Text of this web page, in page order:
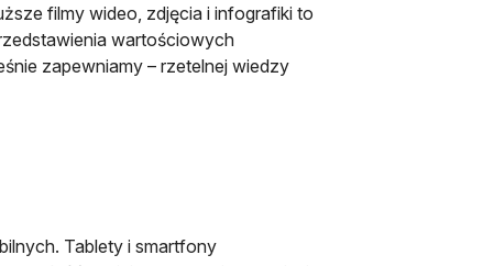
filmy wideo, zdjęcia i infografiki to
wartościowych
zapewniamy – rzetelnej wiedzy
Tablety i smartfony